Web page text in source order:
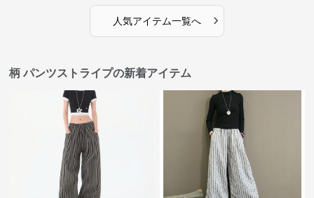
人気アイテム一覧へ ›
柄 パンツストライプの新着アイテム